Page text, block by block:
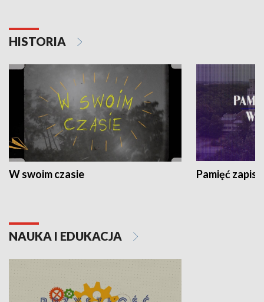
HISTORIA
W swoim czasie Pamięć
NAUKA I EDUKACJA